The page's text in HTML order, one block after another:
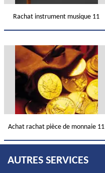
Rachat instrument musique 11
Achat rachat pièce de monnaie 11
AUTRES SERVICES